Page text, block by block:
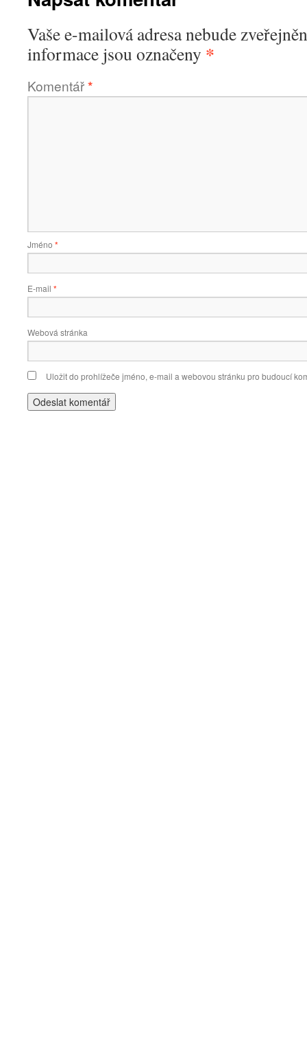
Vaše e-mailová adresa nebude
informace jsou označeny *
Komentář*
Jméno *
E-mail *
Webová stránka
Uložit do prohlížeče jméno, e-mail a webovou stránku pro budoucí